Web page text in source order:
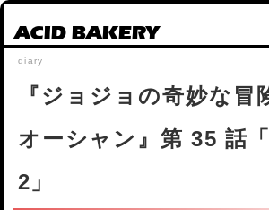
ACID BAKERY
『ジョジョの奇妙な冒
オーシャン』第 35 話
2」